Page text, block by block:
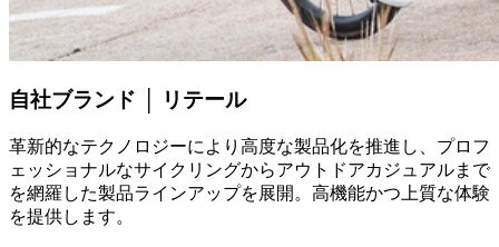
自社ブランド │ リテール
革新的なテクノロジーにより高度な製品化を推進し、プロフ
ェッショナルなサイクリングからアウトドアカジュアルまで
を網羅した製品ラインアップを展開。高機能かつ上質な体験
を提供します。